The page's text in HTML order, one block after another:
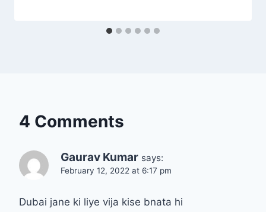
4 Comments
Gaurav Kumar says:
February 12, 2022 at 6:17 pm
Dubai jane ki liye vija kise bnata hi